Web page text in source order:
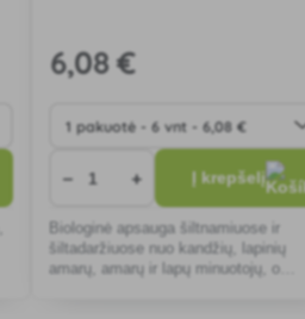
6,08 €
− + Į krepšelį
Biologinė apsauga šiltnamiuose ir
šiltadaržiuose nuo kandžių, lapinių
amarų, amarų ir lapų minuotojų, o